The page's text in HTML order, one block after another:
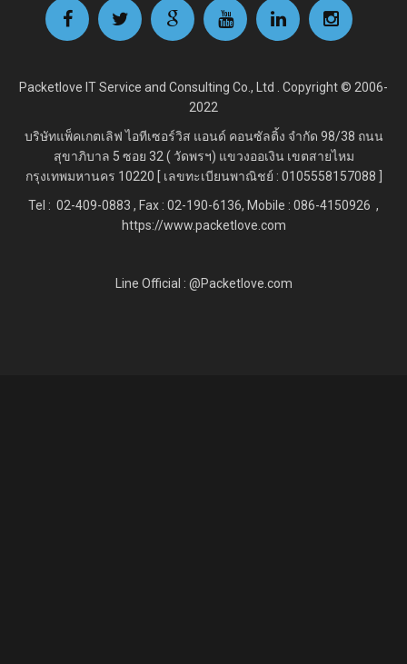
Packetlove IT Service and Consulting Co., Ltd . Copyright © 2006-
2022
บริษัทแพ็คเกตเลิฟ ไอทีเซอร์วิส แอนด์ คอนซัลติ้ง จำกัด 98/38 ถนน
สุขาภิบาล 5 ซอย 32 ( วัดพรฯ) แขวงออเงิน เขตสายไหม
กรุงเทพมหานคร 10220 [ เลขทะเบียนพาณิชย์ : 0105558157088 ]
Tel : 02-409-0883 , Fax : 02-190-6136, Mobile : 086-4150926 ,
https://www.packetlove.com
Line Official : @Packetlove.com